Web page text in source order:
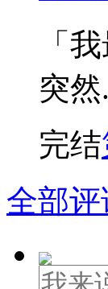
「
突然
完结
全部评